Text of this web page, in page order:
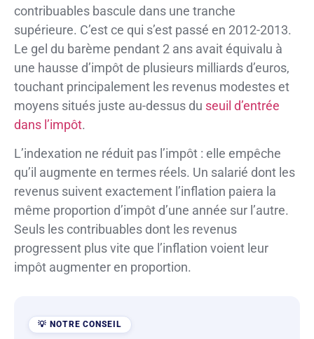
contribuables bascule dans une tranche
supérieure. C’est ce qui s’est passé en 2012-2013.
Le gel du barème pendant 2 ans avait équivalu à
une hausse d’impôt de plusieurs milliards d’euros,
touchant principalement les revenus modestes et
moyens situés juste au-dessus du seuil d’entrée
dans l’impôt.
L’indexation ne réduit pas l’impôt : elle empêche
qu’il augmente en termes réels. Un salarié dont les
revenus suivent exactement l’inflation paiera la
même proportion d’impôt d’une année sur l’autre.
Seuls les contribuables dont les revenus
progressent plus vite que l’inflation voient leur
impôt augmenter en proportion.